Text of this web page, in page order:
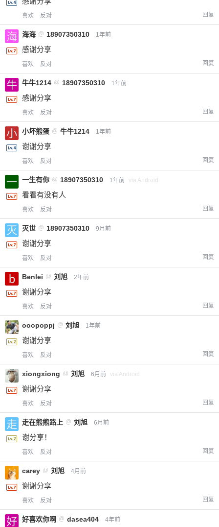
喜欢 反对 回复
海海 @ 18907350310 1年前
感谢分享
喜欢 反对 回复
牛牛1214 @ 18907350310 1年前
感谢分享
喜欢 反对 回复
小坏熊蛋 @ 牛牛1214 1年前
谢谢分享
喜欢 反对 回复
一生有你 @ 18907350310 1年前 via Android
看看有没有人
喜欢 反对 回复
灭世 @ 18907350310 9月前
谢谢分享
喜欢 反对 回复
Benlei @ 刘旭 2年前
谢谢分享
喜欢 反对 回复
ooopoppj @ 刘旭 1年前
谢谢分享
喜欢 反对 回复
xiongxiong @ 刘旭 6月前 via Android
谢谢分享
喜欢 反对 回复
走在熊熊路上 @ 刘旭 6月前
谢分享！
喜欢 反对 回复
carey @ 刘旭 4月前
谢谢分享
喜欢 反对 回复
好喜欢你啊 @ dasea404 4年前